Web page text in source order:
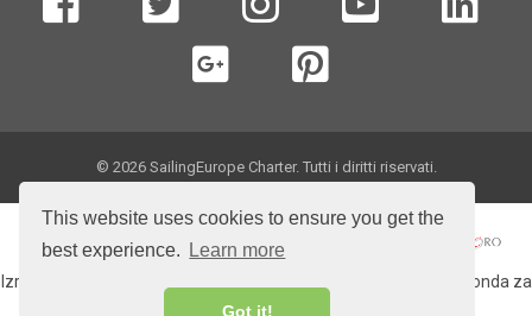
This website uses cookies to ensure you get the
best experience.
Learn more
Got it!
© 2026 SailingEurope Charter. Tutti i diritti riservati.
Izradu web stranice sufinancirala Europska unija iz Europskog fonda za
regionalni razvoj.